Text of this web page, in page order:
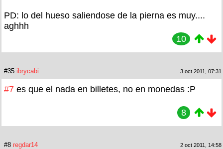
PD: lo del hueso saliendose de la pierna es muy....
aghhh
10
#35 ibrycabi 3 oct 2011, 07:31
#7 es que el nada en billetes, no en monedas :P
8
#8 regdar14 2 oct 2011, 14:58